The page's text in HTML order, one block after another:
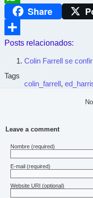
WhatsAppShare
Compartir
Posts relacionados:
Colin Farrell se
Tags
colin_farrell ,
Leave a comment
Nombre (required)
E-mail (required)
Website URI (optional)